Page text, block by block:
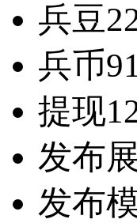
兵豆
兵币
提现
发布
发布